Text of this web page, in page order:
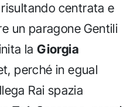
centrata e
un paragone Gentili
laGiorgia
perché in egual
Rai spazia